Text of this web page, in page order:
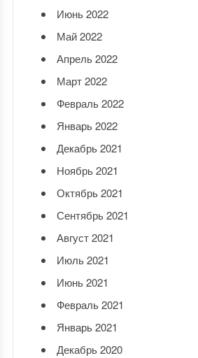
Июнь 2022
Май 2022
Апрель 2022
Март 2022
Февраль 2022
Январь 2022
Декабрь 2021
Ноябрь 2021
Октябрь 2021
Сентябрь 2021
Август 2021
Июль 2021
Июнь 2021
Февраль 2021
Январь 2021
Декабрь 2020